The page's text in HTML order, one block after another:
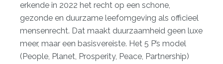
erkende in 2022 het recht op een schone,
gezonde en duurzame leefomgeving als officieel
mensenrecht. Dat maakt duurzaamheid geen luxe
meer, maar een basisvereiste. Het 5 P’s model
(People, Planet, Prosperity, Peace, Partnership)